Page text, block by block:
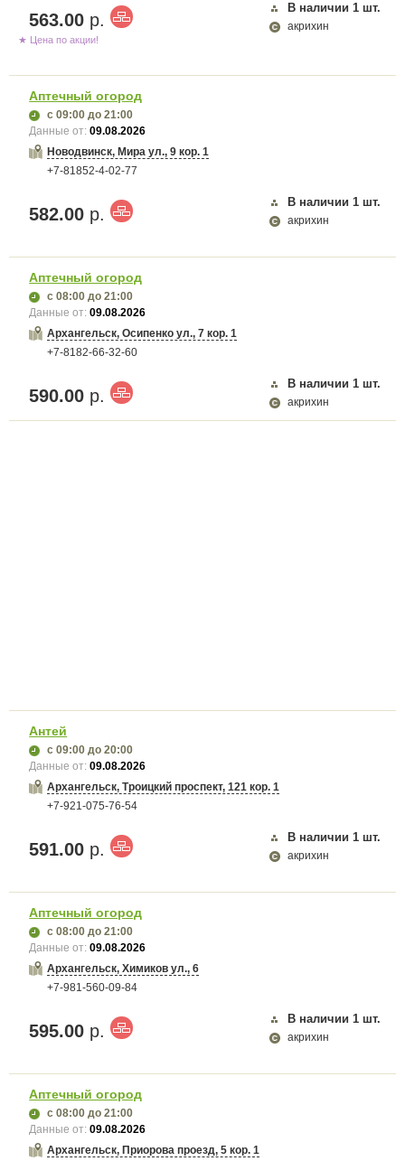
563.00 р.
В наличии 1 шт.
акрихин
★ Цена по акции!
Аптечный огород
с 09:00 до 21:00
Данные от:09.08.2026
Новодвинск, Мира ул., 9 кор. 1
+7-81852-4-02-77
582.00 р.
В наличии 1 шт.
акрихин
Аптечный огород
с 08:00 до 21:00
Данные от:09.08.2026
Архангельск, Осипенко ул., 7 кор. 1
+7-8182-66-32-60
590.00 р.
В наличии 1 шт.
акрихин
Антей
с 09:00 до 20:00
Данные от:09.08.2026
Архангельск, Троицкий проспект, 121 кор. 1
+7-921-075-76-54
591.00 р.
В наличии 1 шт.
акрихин
Аптечный огород
с 08:00 до 21:00
Данные от:09.08.2026
Архангельск, Химиков ул., 6
+7-981-560-09-84
595.00 р.
В наличии 1 шт.
акрихин
Аптечный огород
с 08:00 до 21:00
Данные от:09.08.2026
Архангельск, Приорова проезд, 5 кор. 1